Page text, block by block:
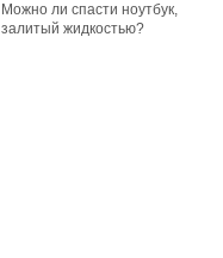
Можно ли спасти ноутбук,
залитый жидкостью?